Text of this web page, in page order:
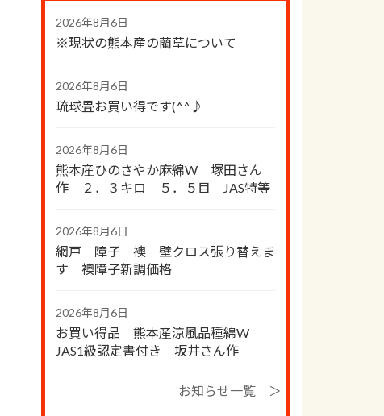
2026年8月6日
※現状の熊本産の藺草について
2026年8月6日
琉球畳お買い得です(^^♪
2026年8月6日
熊本産ひのさやか麻綿W 塚田さん
作 ２．３キロ ５．５目 JAS特等
2026年8月6日
網戸 障子 襖 壁クロス張り替えま
す 襖障子新調価格
2026年8月6日
お買い得品 熊本産涼風品種綿W
JAS1級認定書付き 坂井さん作
お知らせ一覧 ＞